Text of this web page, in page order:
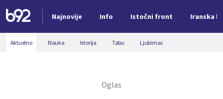
Najnovije Info Istočni front Iranska
Nova vest
Aktuelno Nauka Istorija Tabu Ljubimac